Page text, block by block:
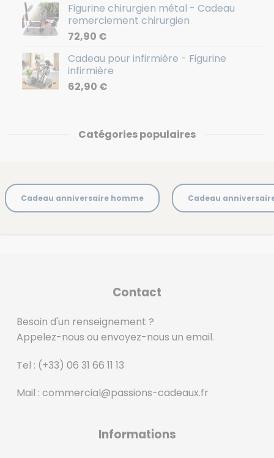
Figurine chirurgien métal - Cadeau
remerciement chirurgien
72,90 €
Cadeau pour infirmière - Figurine
infirmière
62,90 €
Catégories populaires
Cadeau anniversaire homme Cadeau
Contact
Besoin d'un renseignement ?
Appelez-nous ou envoyez-nous un email.
Tel : (+33) 06 31 66 11 13
Mail : commercial@passions-cadeaux.fr
Informations